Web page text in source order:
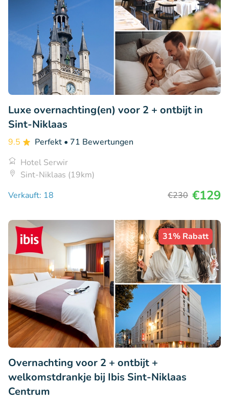
Luxe overnachting(en) voor 2 + ontbijt in
Sint-Niklaas
9.5 Perfekt • 71 Bewertungen
Hotel Serwir
Sint-Niklaas (19km)
Verkauft: 18
€230 €129
31% Rabatt
Overnachting voor 2 + ontbijt +
welkomstdrankje bij Ibis Sint-Niklaas
Centrum